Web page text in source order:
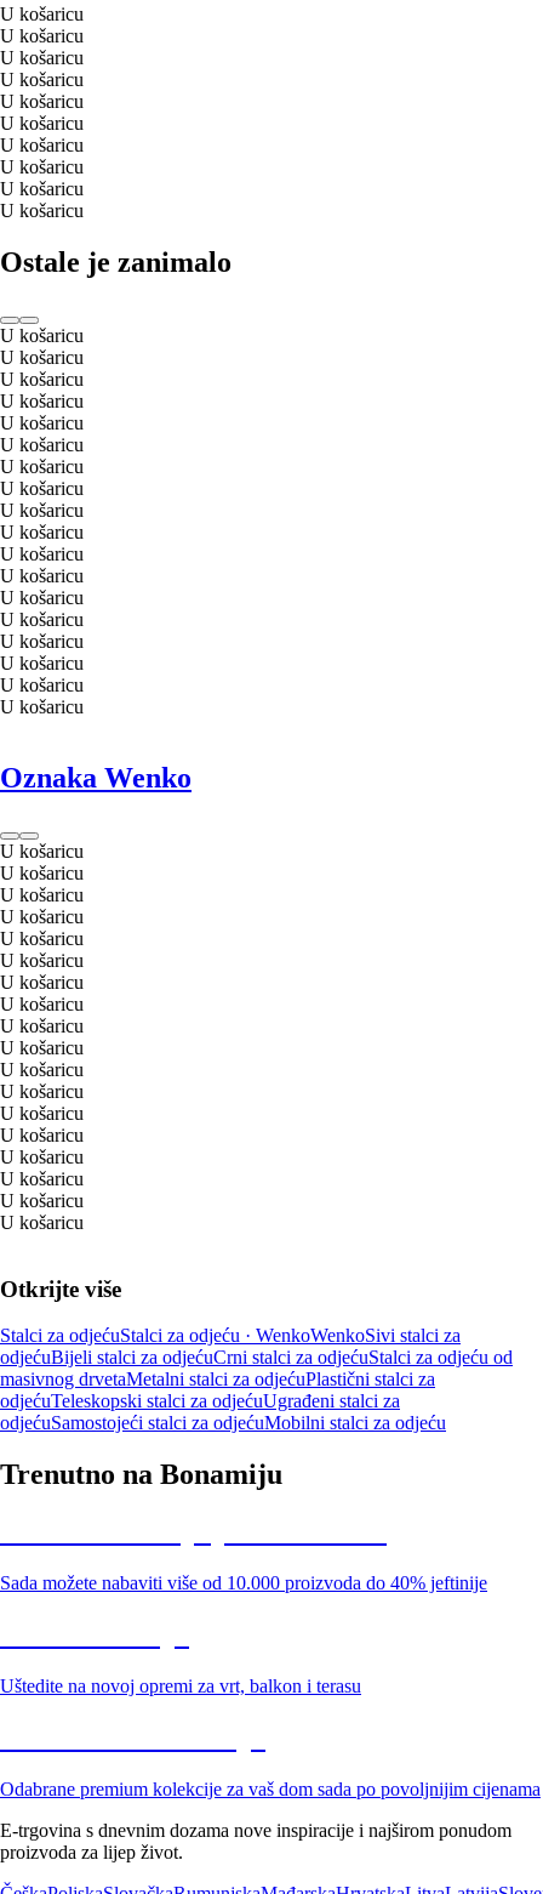
U košaricu
U košaricu
U košaricu
U košaricu
U košaricu
U košaricu
U košaricu
U košaricu
U košaricu
U košaricu
Ostale je zanimalo
U košaricu
U košaricu
U košaricu
U košaricu
U košaricu
U košaricu
U košaricu
U košaricu
U košaricu
U košaricu
U košaricu
U košaricu
U košaricu
U košaricu
U košaricu
U košaricu
U košaricu
U košaricu
Oznaka Wenko
U košaricu
U košaricu
U košaricu
U košaricu
U košaricu
U košaricu
U košaricu
U košaricu
U košaricu
U košaricu
U košaricu
U košaricu
U košaricu
U košaricu
U košaricu
U košaricu
U košaricu
U košaricu
Otkrijte više
Stalci za odjećuStalci za odjeću · WenkoWenkoSivi stalci za
odjećuBijeli stalci za odjećuCrni stalci za odjećuStalci za odjeću od
masivnog drvetaMetalni stalci za odjećuPlastični stalci za
odjećuTeleskopski stalci za odjećuUgrađeni stalci za
odjećuSamostojeći stalci za odjećuMobilni stalci za odjeću
Trenutno na Bonamiju
Sada možete nabaviti više od 10.000 proizvoda do 40% jeftinije
Uštedite na novoj opremi za vrt, balkon i terasu
Odabrane premium kolekcije za vaš dom sada po povoljnijim cijenama
E-trgovina s dnevnim dozama nove inspiracije i najširom ponudom
proizvoda za lijep život.